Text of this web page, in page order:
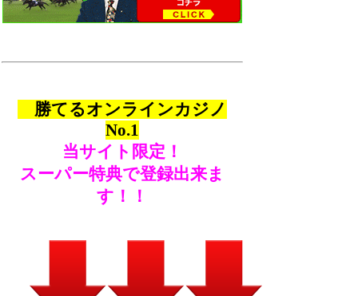
勝てるオンラインカジノ
No.1
当サイト限定！
スーパー特典で登録出来ま
す！！